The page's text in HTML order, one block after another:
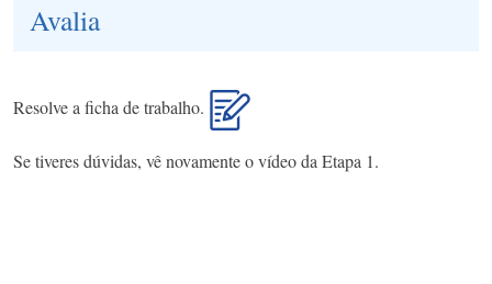
Avalia
Resolve a ficha de trabalho.
Se tiveres dúvidas, vê novamente o vídeo da Etapa 1.